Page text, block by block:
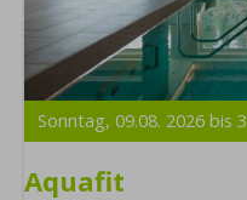
Sonntag,09.08. 2026 bis
Aquafit